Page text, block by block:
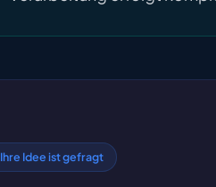
Ihre Idee ist gefragt